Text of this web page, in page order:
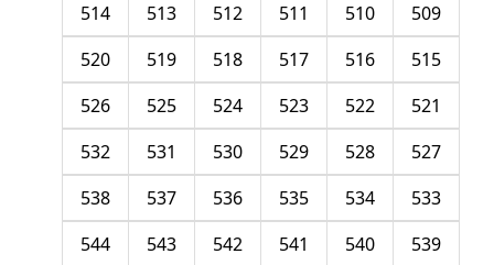
509
510
511
512
513
514
515
516
517
518
519
520
521
522
523
524
525
526
527
528
529
530
531
532
533
534
535
536
537
538
539
540
541
542
543
544